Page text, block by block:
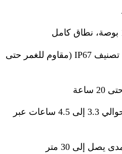
تصنيف IP67 (مقاوم للغمر حتى
20 ساعة
حوالي 3.3 إلى 4.5 ساعات عبر